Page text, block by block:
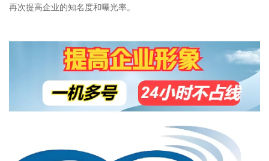
再次提高企业的知名度和曝光率。